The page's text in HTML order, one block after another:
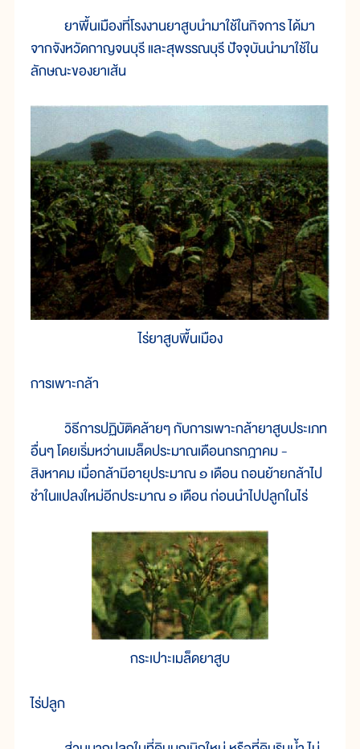
ยาพื้นเมืองที่โรงงานยาสูบนำมาใช้ในกิจการ ได้มา
จากจังหวัดกาญจนบุรี และสุพรรณบุรี ปัจจุบันนำมาใช้ใน
ลักษณะของยาเส้น
ไร่ยาสูบพื้นเมือง
การเพาะกล้า
วิธีการปฏิบัติคล้ายๆ กับการเพาะกล้ายาสูบประเภท
อื่นๆ โดยเริ่มหว่านเมล็ดประมาณเดือนกรกฎาคม -
สิงหาคม เมื่อกล้ามีอายุประมาณ ๑ เดือน ถอนย้ายกล้าไป
ชำในแปลงใหม่อีกประมาณ ๑ เดือน ก่อนนำไปปลูกในไร่
กระเปาะเมล็ดยาสูบ
ไร่ปลูก